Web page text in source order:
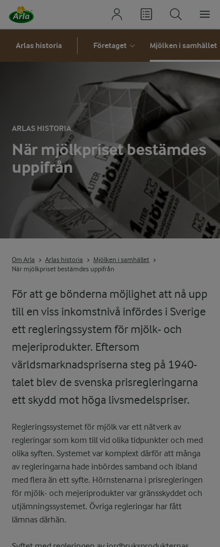
Arlas historia Företaget Mjölken i samhället
ARLAS HISTORIA
När mjölkpriset bestämdes
uppifrån
Om Arla Arlas historia
Mjölken i samhället
När mjölkpriset bestämdes uppifrån
För att ge bönderna möjlighet att nå upp
till en viss inkomstnivå infördes i Sverige
ett regleringssystem för mjölk- och
mejeriprodukter. Eftersom
världsmarknadspriserna steg på 1940-
talet blev de svenska prisregleringarna
ett skydd mot höga livsmedelspriser.
Regleringssystemet för mjölk var ett nätverk av
regleringar som kom till vid olika tidpunkter och med
olika syften. Systemet var komplext därför att många
av regleringarna hade inbördes samband och ibland
med flera än ett syfte. Hörnstenarna i prisregleringen
för mjölk- och mejeriprodukter var gränsskyddet och
utjämningssystemet. Övriga regleringar har fått
lämnas därhän.